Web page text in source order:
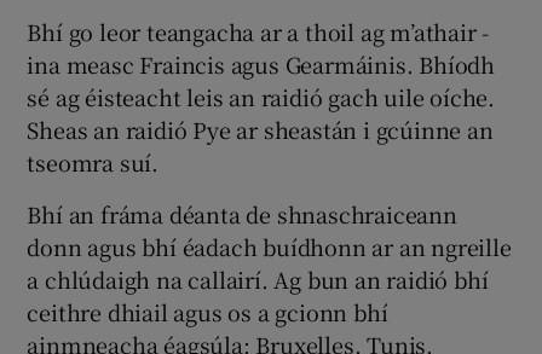
Bhí go leor teangacha ar a thoil ag m’athair -
ina measc Fraincis agus Gearmáinis. Bhíodh
sé ag éisteacht leis an raidió gach uile oíche.
Sheas an raidió Pye ar sheastán i gcúinne an
tseomra suí.
Bhí an fráma déanta de shnaschraiceann
donn agus bhí éadach buídhonn ar an ngreille
a chlúdaigh na callairí. Ag bun an raidió bhí
ceithre dhiail agus os a gcionn bhí
ainmneacha éagsúla: Bruxelles, Tunis,